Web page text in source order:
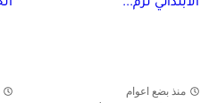
منذ بضع اعوام